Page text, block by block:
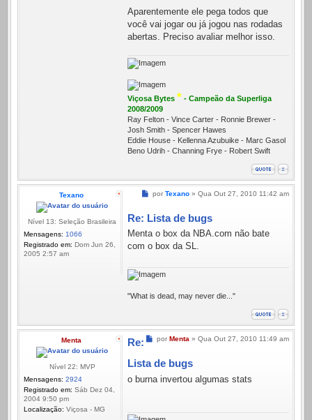
Aparentemente ele pega todos que
você vai jogar ou já jogou nas rodadas
abertas. Preciso avaliar melhor isso.
Viçosa Bytes * - Campeão da Superliga
2008/2009
Ray Felton - Vince Carter - Ronnie Brewer -
Josh Smith - Spencer Hawes
Eddie House - Kellenna Azubuike - Marc Gasol
Beno Udrih - Channing Frye - Robert Swift
Texano
Nível 13: Seleção Brasileira
Mensagens: 1066
Registrado em: Dom Jun 26,
2005 2:57 am
Mensagem
por Texano » Qua Out 27, 2010 11:42 am
Re: Lista de bugs
Menta o box da NBA.com não bate
com o box da SL.
"What is dead, may never die..."
Menta
Nível 22: MVP
Mensagens: 2924
Registrado em: Sáb Dez 04,
2004 9:50 pm
Localização: Viçosa - MG
Mensagem
por Menta » Qua Out 27, 2010 11:49 am
Re:
Lista de bugs
o burna invertou algumas stats